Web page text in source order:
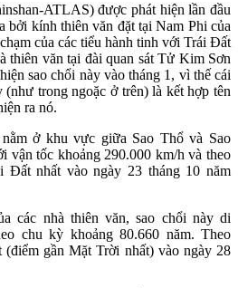
ATLAS) được phát hiện lần đầu
bởi kính thiên văn đặt tại Nam Phi của
của các tiểu hành tinh với Trái Đất
thiên văn tại đài quan sát Tử Kim Sơn
sao chổi này vào tháng 1, vì thế cái
(như trong ngoặc ở trên) là kết hợp tên
ra nó.
ở khu vực giữa Sao Thổ và Sao
vận tốc khoảng 290.000 km/h và theo
Đất nhất vào ngày 23 tháng 10 năm
các nhà thiên văn, sao chổi này di
chu kỳ khoảng 80.660 năm. Theo
(điểm gần Mặt Trời nhất) vào ngày 28